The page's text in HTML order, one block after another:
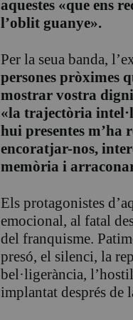
aquestes «que ens
l’oblit guanye».
Per la seua banda,
persones pròximes
mostrar vostra
«la trajectòria
hui presentes m’ha
encoratjar-nos,
memòria i
Els protagonistes
emocional, al fatal
del franquisme.
presó, el silenci, la
bel·ligerància,
implantat després de